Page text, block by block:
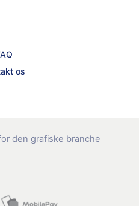
os
den grafiske branche